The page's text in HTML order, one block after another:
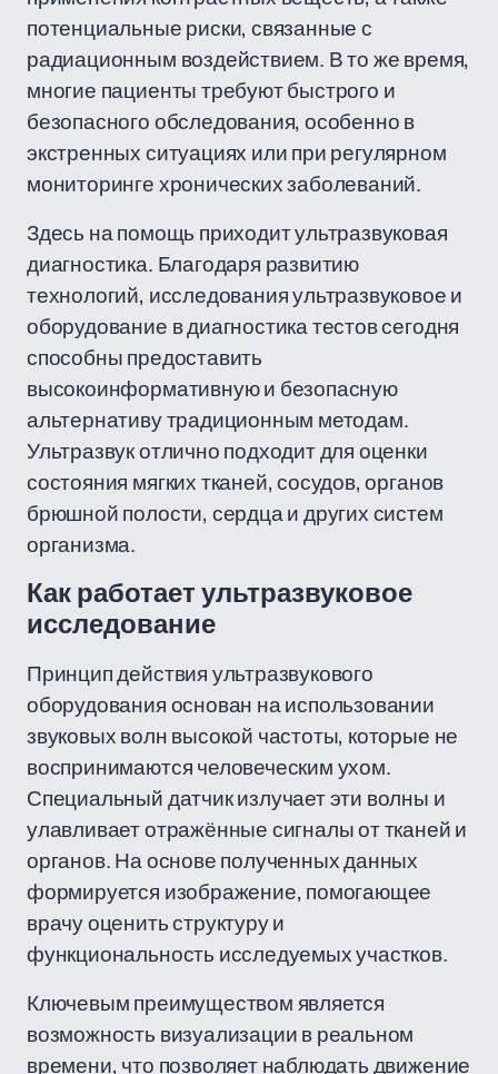
потенциальные риски, связанные с
радиационным воздействием. В то же время,
многие пациенты требуют быстрого и
безопасного обследования, особенно в
экстренных ситуациях или при регулярном
мониторинге хронических заболеваний.
Здесь на помощь приходит ультразвуковая
диагностика. Благодаря развитию
технологий, исследования ультразвуковое и
оборудование в диагностика тестов сегодня
способны предоставить
высокоинформативную и безопасную
альтернативу традиционным методам.
Ультразвук отлично подходит для оценки
состояния мягких тканей, сосудов, органов
брюшной полости, сердца и других систем
организма.
Как работает ультразвуковое
исследование
Принцип действия ультразвукового
оборудования основан на использовании
звуковых волн высокой частоты, которые не
воспринимаются человеческим ухом.
Специальный датчик излучает эти волны и
улавливает отражённые сигналы от тканей и
органов. На основе полученных данных
формируется изображение, помогающее
врачу оценить структуру и
функциональность исследуемых участков.
Ключевым преимуществом является
возможность визуализации в реальном
времени, что позволяет наблюдать движение